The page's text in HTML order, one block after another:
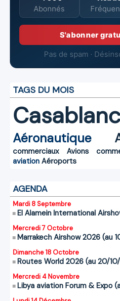
Abonnés
S'abonner
Pas de spam ·
TAGS DU MOIS
Aéronautique
commerciaux
Avions
aviation Aéroports
AGENDA
Mardi 8 Septembre
El Alamein International
Mercredi 7 Octobre
Marrakech Airshow 2026 (au
Dimanche 18 Octobre
Routes World 2026 (au 20/
Mercredi 4 Novembre
Libya aviation Forum & Expo